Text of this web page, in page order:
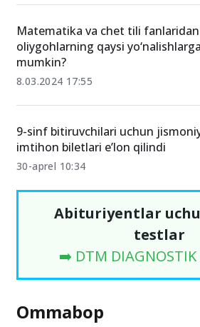
Matematika va chet tili
oliygohlarning qaysi
mumkin?
8.03.2024 17:55
9-sinf bitiruvchilari uchun
imtihon biletlari e’lon qilindi
30-aprel 10:34
Abituriyentlar
testlar
➡️ DTM DIAGNOSTIK
Ommabop